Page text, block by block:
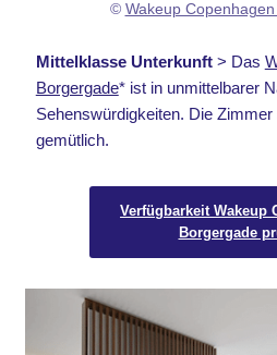
© Wakeup
Mittelklasse Unterkunft> Das
Borgergade* ist in unmittelbarer
Sehenswürdigkeiten. Die
gemütlich.
Verfügbarkeit Wakeup
Borgergade